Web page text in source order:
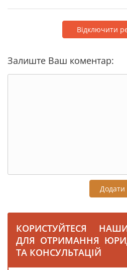
Відключити
Залиште Ваш коментар:
Додати
КОРИСТУЙТЕСЯ
ДЛЯ ОТРИМАННЯ
ТА КОНСУЛЬТАЦІЙ